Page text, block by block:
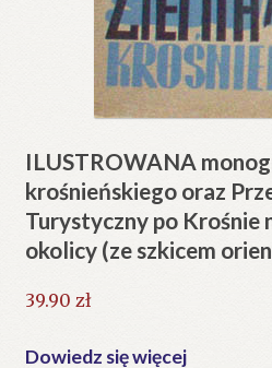
ILUSTROWANA
krośnieńskiego oraz
Turystyczny po Krośnie
okolicy (ze szkicem
39.90 zł
Dowiedz się więcej